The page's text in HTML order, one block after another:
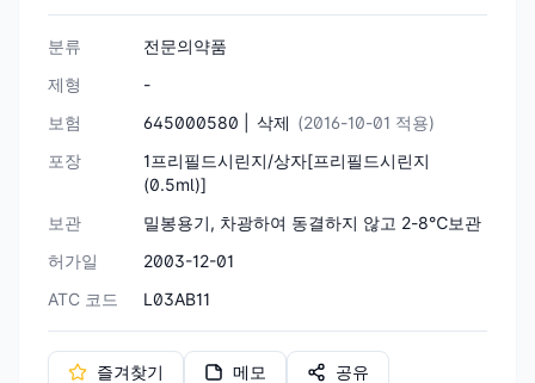
분류
전문의약품
제형
-
보험
645000580 | 삭제 (2016-10-01 적용)
포장
1프리필드시린지/상자[프리필드시린지
(0.5ml)]
보관
밀봉용기, 차광하여 동결하지 않고 2-8℃보관
허가일
2003-12-01
ATC 코드
L03AB11
즐겨찾기 메모 공유